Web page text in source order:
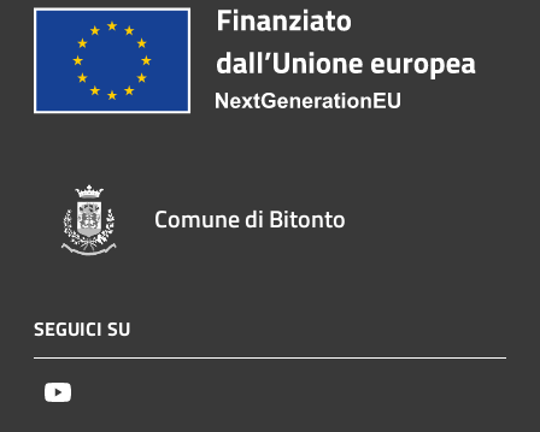
Comune di Bitonto
SEGUICI SU